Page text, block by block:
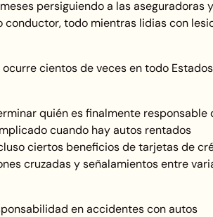
persiguiendo a las aseguradoras y
todo mientras lidias con
cientos de veces en todo Estados
quién es finalmente responsable
cuando hay autos rentados
ciertos beneficios de tarjetas de
cruzadas y señalamientos entre
en accidentes con autos